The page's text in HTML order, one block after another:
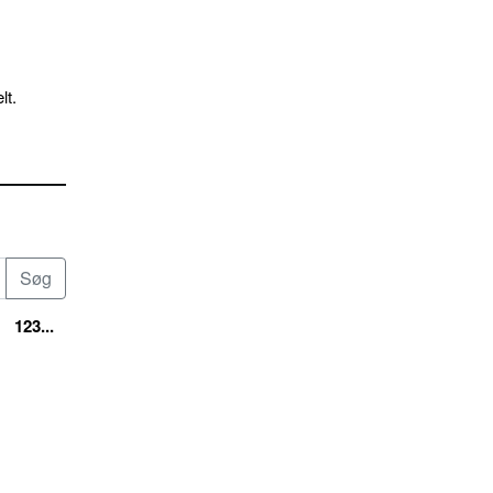
123...